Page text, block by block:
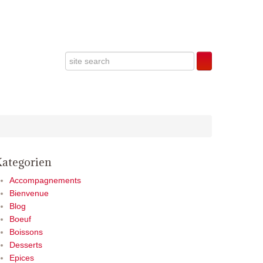
Accompagnements
Bienvenue
Blog
Boeuf
Boissons
Desserts
Epices